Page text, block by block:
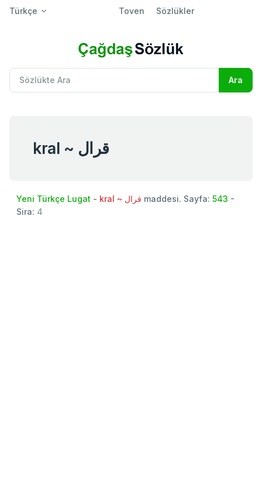
Türkçe Toven Sözlükler
kral ~ قرال
Yeni Türkçe Lugat - kral ~ قرال maddesi. Sayfa: 543 -
Sira: 4